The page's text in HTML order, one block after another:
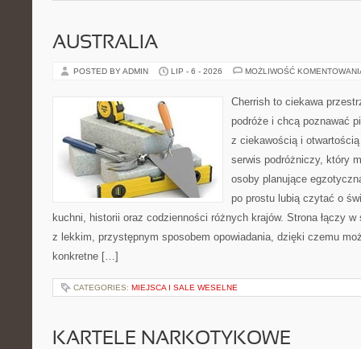
AUSTRALIA
POSTED BY ADMIN LIP - 6 - 2026 MOŻLIWOŚĆ
Cherrish to ciekawa
podróże i chcą poznawać
z ciekawością i
serwis podróżniczy, który
osoby planujące
po prostu lubią czytać o
kuchni, historii oraz codzienności różnych krajów. Strona łączy
z lekkim, przystępnym sposobem opowiadania, dzięki czemu
konkretne […]
CATEGORIES: MIEJSCA I SALE WESELNE
KARTELE NARKOTYKOWE